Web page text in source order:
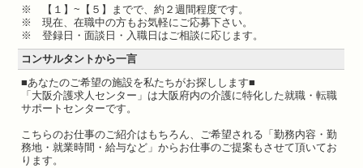
※ 【１】~【５】までで、約２週間程度です。
※ 現在、在職中の方もお気軽にご応募下さい。
※ 登録日・面談日・入職日はご相談に応じます。
コンサルタントから一言
■あなたのご希望の施設を私たちがお探しします■
「大阪介護求人センター」は大阪府内の介護に特化した就職・転職
サポートセンターです。
こちらのお仕事のご紹介はもちろん、ご希望される「勤務内容・勤
務地・就業時間・給与など」からお仕事のご提案もさせて頂いてお
ります。